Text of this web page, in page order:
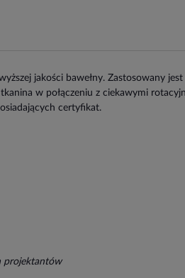
jakości bawełny. Zastosowany
w połączeniu z ciekawymi
certyfikat.
projektantów